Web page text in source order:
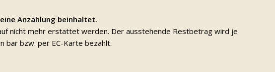
Anzahlung beinhaltet.
nicht mehr erstattet werden. Der ausstehende Restbetrag wird je
bar bzw. per EC-Karte bezahlt.